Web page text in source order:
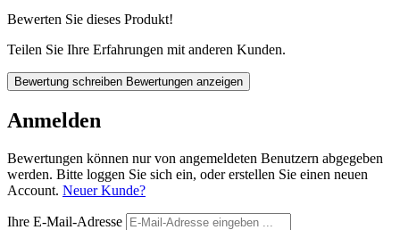
Bewerten Sie dieses Produkt!
Teilen Sie Ihre Erfahrungen mit anderen Kunden.
Bewertung schreiben Bewertungen anzeigen
Anmelden
Bewertungen können nur von angemeldeten Benutzern abgegeben
werden. Bitte loggen Sie sich ein, oder erstellen Sie einen neuen
Account. Neuer Kunde?
Ihre E-Mail-Adresse